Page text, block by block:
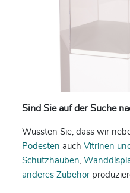
Sind Sie auf der Suche
Wussten Sie, dass wir
Podesten auchVitrinen
Schutzhauben,
anderes Zubehör